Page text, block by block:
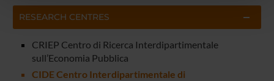
pubblicità e social media, i quali potrebbero combinarle
con altre informazioni che hai fornito loro o che hanno
RESEARCH CENTRES
CRIEP Centro di Ricerca Interdipartimentale
sull’Economia Pubblica
CIDE Centro Interdipartimentale di